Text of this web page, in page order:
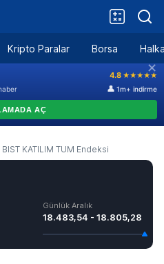
Kripto Paralar Borsa
BIST KATILIM TUM Endeksi
Günlük Aralık
18.483,54 - 18.805,28